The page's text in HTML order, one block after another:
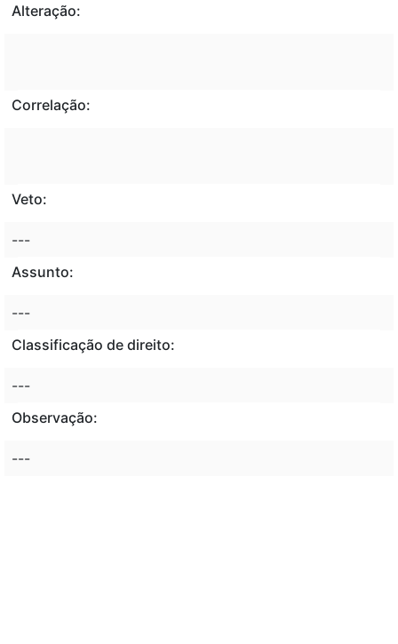
Alteração:
Correlação:
Veto:
---
Assunto:
---
Classificação de direito:
---
Observação:
---